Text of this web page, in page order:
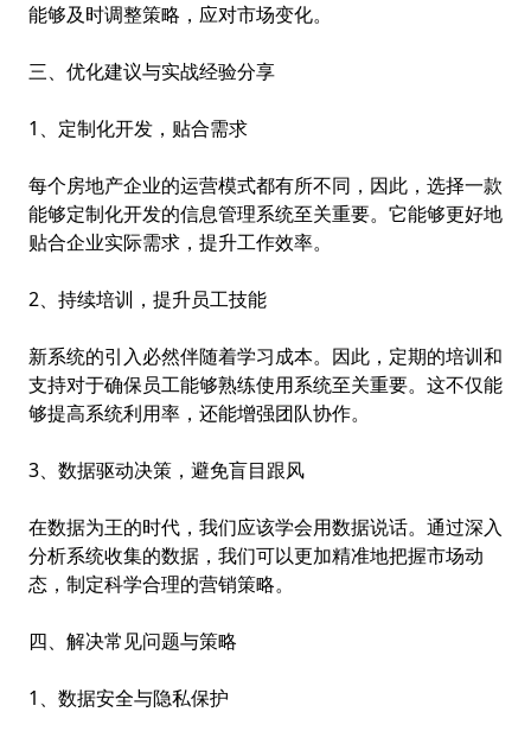
能够及时调整策略，应对市场变化。
三、优化建议与实战经验分享
1、定制化开发，贴合需求
每个房地产企业的运营模式都有所不同，因此，选择一款
能够定制化开发的信息管理系统至关重要。它能够更好地
贴合企业实际需求，提升工作效率。
2、持续培训，提升员工技能
新系统的引入必然伴随着学习成本。因此，定期的培训和
支持对于确保员工能够熟练使用系统至关重要。这不仅能
够提高系统利用率，还能增强团队协作。
3、数据驱动决策，避免盲目跟风
在数据为王的时代，我们应该学会用数据说话。通过深入
分析系统收集的数据，我们可以更加精准地把握市场动
态，制定科学合理的营销策略。
四、解决常见问题与策略
1、数据安全与隐私保护